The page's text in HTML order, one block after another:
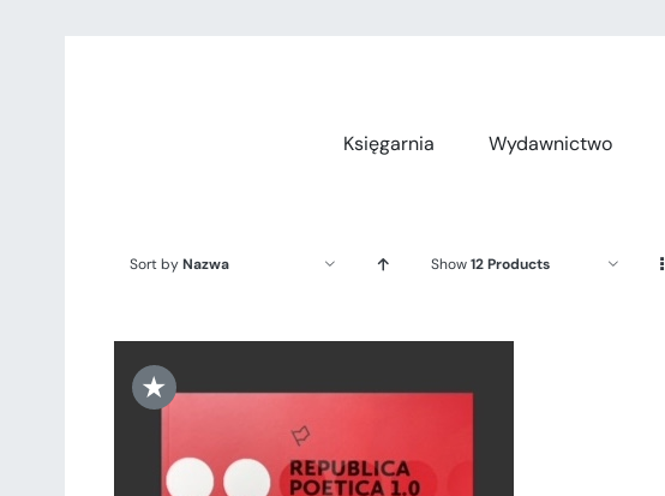
Księgarnia
Wydawnictwo
Sort byNazwa Show12 Products
★